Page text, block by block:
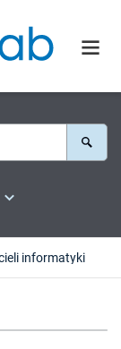
informatyki